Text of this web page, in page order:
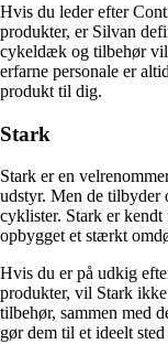
Hvis du leder efter
produkter, er Silvan
cykeldæk og tilbehør vil
erfarne personale er
produkt til dig.
Stark
Stark er en
udstyr. Men de tilbyder
cyklister. Stark er
opbygget et stærkt
Hvis du er på udkig
produkter, vil Stark
tilbehør, sammen med
gør dem til et ideelt sted